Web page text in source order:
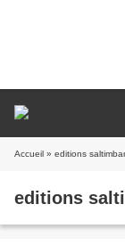
Accueil » editions
editions